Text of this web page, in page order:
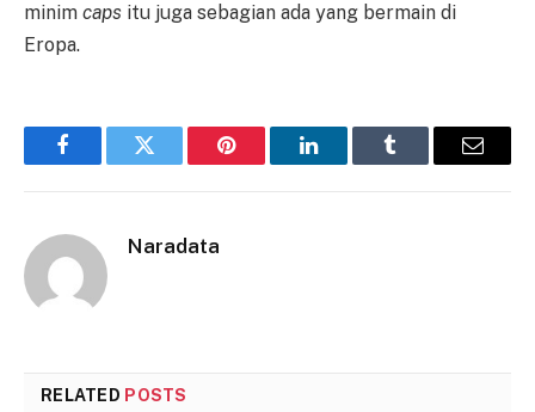
minim caps itu juga sebagian ada yang bermain di
Eropa.
FacebookTwitter Pinterest LinkedInTumblr Email
Naradata
RELATED POSTS